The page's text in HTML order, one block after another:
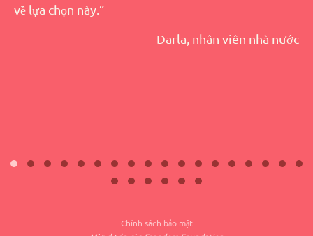
về lựa chọn này.”
– Darla, nhân viên nhà nước
Chính sách bảo mật